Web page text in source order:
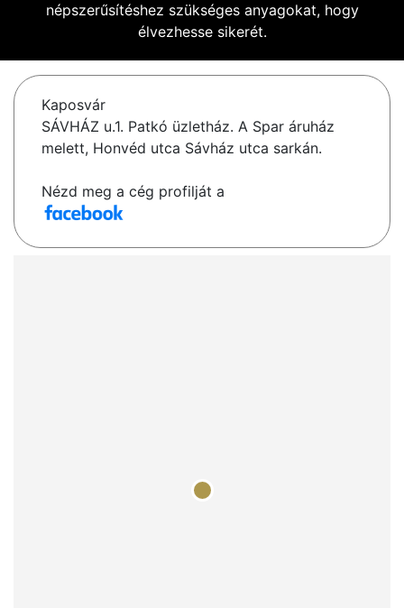
népszerűsítéshez szükséges anyagokat, hogy
élvezhesse sikerét.
Kaposvár
SÁVHÁZ u.1. Patkó üzletház. A Spar áruház
melett, Honvéd utca Sávház utca sarkán.
Nézd meg a cég profilját a